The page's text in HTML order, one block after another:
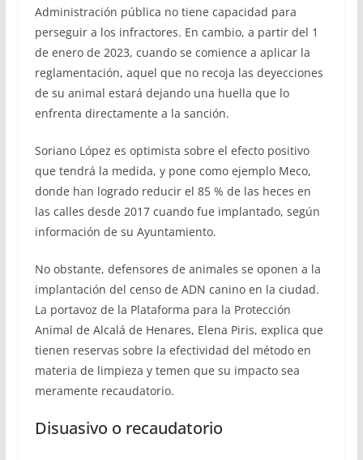
Administración pública no tiene capacidad para
perseguir a los infractores. En cambio, a partir del 1
de enero de 2023, cuando se comience a aplicar la
reglamentación, aquel que no recoja las deyecciones
de su animal estará dejando una huella que lo
enfrenta directamente a la sanción.
Soriano López es optimista sobre el efecto positivo
que tendrá la medida, y pone como ejemplo Meco,
donde han logrado reducir el 85 % de las heces en
las calles desde 2017 cuando fue implantado, según
información de su Ayuntamiento.
No obstante, defensores de animales se oponen a la
implantación del censo de ADN canino en la ciudad.
La portavoz de la Plataforma para la Protección
Animal de Alcalá de Henares, Elena Piris, explica que
tienen reservas sobre la efectividad del método en
materia de limpieza y temen que su impacto sea
meramente recaudatorio.
Disuasivo o recaudatorio